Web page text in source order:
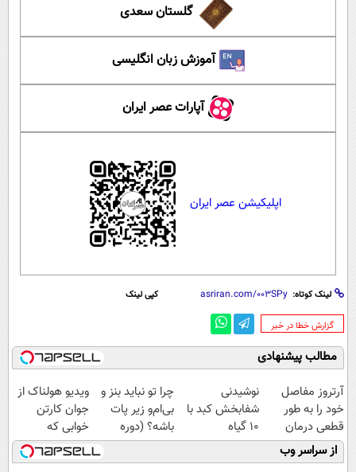
گلستان سعدی
آموزش زبان انگلیسی
آپارات عصر ایران
اپلیکیشن عصر ایران
لینک کوتاه: کپی لینک
‌گزارش خطا در خبر
مطالب پیشنهادی
آرتروز مفاصل
خود را به طور
قطعی درمان
کنید!
◗پرسش‌نامه◖
نوشیدنی
شفابخش کبد با
10 گیاه
موثر(تخفیف تا
امشب)
چرا تو نباید بنز و
بی‌ام‌و زیر پات
باشه؟ (دوره
رایگان درآمد
میلیاردی)
ویدیو هولناک از
جوان کارتن
خوابی که
میلیاردر شد.
آموزش رایگان
از سراسر وب